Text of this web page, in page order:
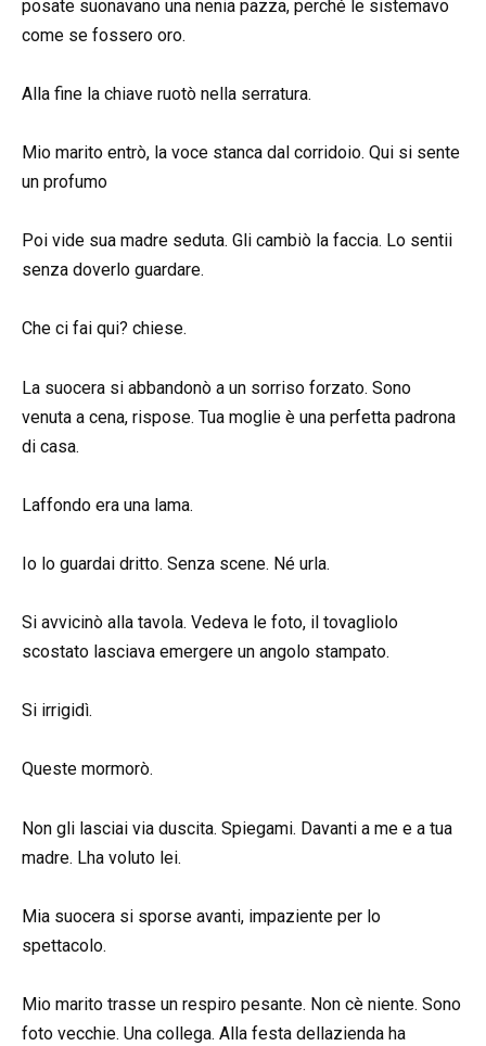
posate suonavano una nenia pazza, perché le sistemavo
come se fossero oro.
Alla fine la chiave ruotò nella serratura.
Mio marito entrò, la voce stanca dal corridoio. Qui si sente
un profumo
Poi vide sua madre seduta. Gli cambiò la faccia. Lo sentii
senza doverlo guardare.
Che ci fai qui? chiese.
La suocera si abbandonò a un sorriso forzato. Sono
venuta a cena, rispose. Tua moglie è una perfetta padrona
di casa.
Laffondo era una lama.
Io lo guardai dritto. Senza scene. Né urla.
Si avvicinò alla tavola. Vedeva le foto, il tovagliolo
scostato lasciava emergere un angolo stampato.
Si irrigidì.
Queste mormorò.
Non gli lasciai via duscita. Spiegami. Davanti a me e a tua
madre. Lha voluto lei.
Mia suocera si sporse avanti, impaziente per lo
spettacolo.
Mio marito trasse un respiro pesante. Non cè niente. Sono
foto vecchie. Una collega. Alla festa dellazienda ha